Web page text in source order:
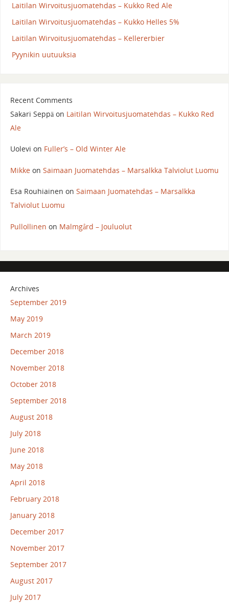
Laitilan Wirvoitusjuomatehdas – Kukko Red Ale
Laitilan Wirvoitusjuomatehdas – Kukko Helles 5%
Laitilan Wirvoitusjuomatehdas – Kellererbier
Pyynikin uutuuksia
Recent Comments
Sakari Seppäon Laitilan Wirvoitusjuomatehdas – Kukko Red
Ale
Uolevi on Fuller’s – Old Winter Ale
Mikkeon Saimaan Juomatehdas – Marsalkka Talviolut Luomu
Esa Rouhiainen on Saimaan Juomatehdas – Marsalkka
Talviolut Luomu
Pullollinen on Malmgård – Jouluolut
Archives
September 2019
May 2019
March 2019
December 2018
November 2018
October 2018
September 2018
August 2018
July 2018
June 2018
May 2018
April 2018
February 2018
January 2018
December 2017
November 2017
September 2017
August 2017
July 2017